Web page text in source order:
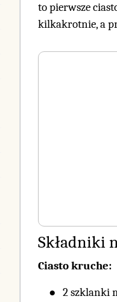
to pierwsze
kilkakrotnie, a
Składniki
Ciasto kruche:
2 szklanki